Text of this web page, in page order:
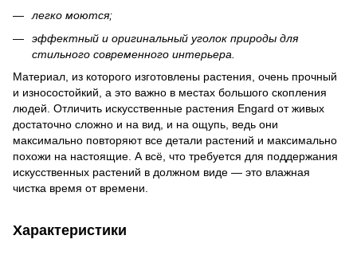
легко моются;
эффектный и оригинальный уголок природы для
стильного современного интерьера.
Материал, из которого изготовлены растения, очень прочный
и износостойкий, а это важно в местах большого скопления
людей. Отличить искусственные растения Engard от живых
достаточно сложно и на вид, и на ощупь, ведь они
максимально повторяют все детали растений и максимально
похожи на настоящие. А всё, что требуется для поддержания
искусственных растений в должном виде — это влажная
чистка время от времени.
Характеристики